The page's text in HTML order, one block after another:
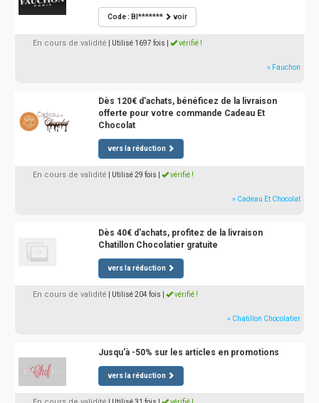
Code : BI******* voir
En cours de validité | Utilisé 1697 fois vérifié !
» Fauchon
Dès 120€ d'achats, bénéficez de la livraison
offerte pour votre commande Cadeau Et
Chocolat
vers la réduction
En cours de validité | Utilisé 29 fois vérifié !
» Cadeau Et Chocolat
Dès 40€ d'achats, profitez de la livraison
Chatillon Chocolatier gratuite
vers la réduction
En cours de validité | Utilisé 204 fois vérifié !
» Chatillon Chocolatier
Jusqu'à -50% sur les articles en promotions
vers la réduction